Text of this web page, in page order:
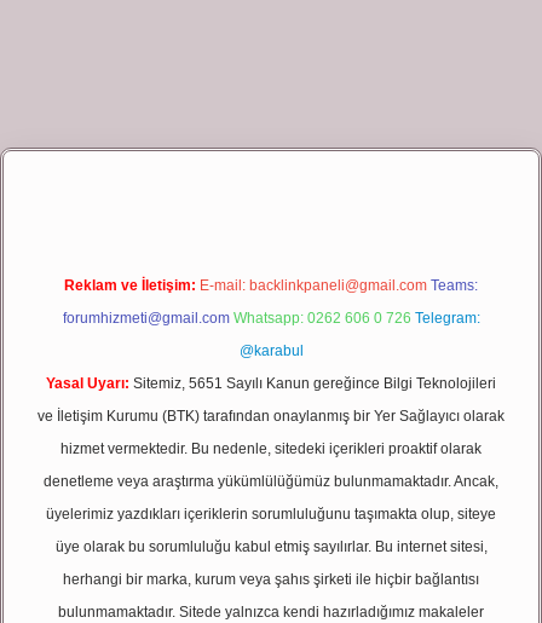
giriş
Reklam ve İletişim: E-mail: backlinkpaneli@gmail.com Teams:
forumhizmeti@gmail.com Whatsapp: 0262 606 0 726 Telegram:
@karabul
Yasal Uyarı: Sitemiz, 5651 Sayılı Kanun gereğince Bilgi Teknolojileri
ve İletişim Kurumu (BTK) tarafından onaylanmış bir Yer Sağlayıcı olarak
hizmet vermektedir. Bu nedenle, sitedeki içerikleri proaktif olarak
denetleme veya araştırma yükümlülüğümüz bulunmamaktadır. Ancak,
üyelerimiz yazdıkları içeriklerin sorumluluğunu taşımakta olup, siteye
üye olarak bu sorumluluğu kabul etmiş sayılırlar. Bu internet sitesi,
herhangi bir marka, kurum veya şahıs şirketi ile hiçbir bağlantısı
bulunmamaktadır. Sitede yalnızca kendi hazırladığımız makaleler